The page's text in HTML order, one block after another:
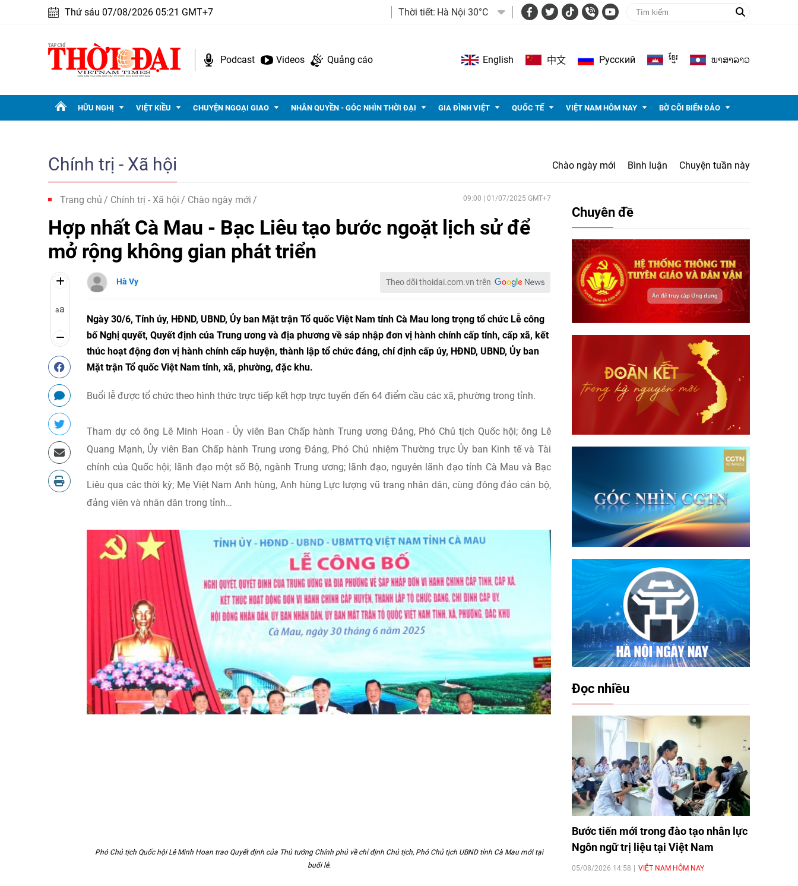
Thứ sáu 07/08/2026 05:21 GMT+7 Thời tiết: Hà Nội 30°C
Podcast Videos Quảng cáo English 中文 Pусский ខ្មែរ ພາ​ສາ​ລາວ
HỮU NGHỊ VIỆT KIỀU CHUYỆN NGOẠI GIAO NHÂN QUYỀN - GÓC NHÌN THỜI ĐẠI GIA ĐÌNH VIỆT QUỐC TẾ VIỆT NAM HÔM NAY BỜ CÕI BIỂN ĐẢO
Chính trị - Xã hội Chào ngày mới Bình luận Chuyện tuần này
Trang chủ Chính trị - Xã hội Chào ngày mới 09:00 | 01/07/2025 GMT+7
Hợp nhất Cà Mau - Bạc Liêu tạo bước ngoặt lịch sử để
mở rộng không gian phát triển
aa
Hà Vy Theo dõi thoidai.com.vn trên
Ngày 30/6, Tỉnh ủy, HĐND, UBND, Ủy ban Mặt trận Tổ quốc Việt Nam tỉnh Cà Mau long trọng tổ chức Lễ công
bố Nghị quyết, Quyết định của Trung ương và địa phương về sáp nhập đơn vị hành chính cấp tỉnh, cấp xã, kết
thúc hoạt động đơn vị hành chính cấp huyện, thành lập tổ chức đảng, chỉ định cấp ủy, HĐND, UBND, Ủy ban
Mặt trận Tổ quốc Việt Nam tỉnh, xã, phường, đặc khu.
Buổi lễ được tổ chức theo hình thức trực tiếp kết hợp trực tuyến đến 64 điểm cầu các xã, phường trong tỉnh.
Tham dự có ông Lê Minh Hoan - Ủy viên Ban Chấp hành Trung ương Đảng, Phó Chủ tịch Quốc hội; ông Lê
Quang Mạnh, Ủy viên Ban Chấp hành Trung ương Đảng, Phó Chủ nhiệm Thường trực Ủy ban Kinh tế và Tài
chính của Quốc hội; lãnh đạo một số Bộ, ngành Trung ương; lãnh đạo, nguyên lãnh đạo tỉnh Cà Mau và Bạc
Liêu qua các thời kỳ; Mẹ Việt Nam Anh hùng, Anh hùng Lực lượng vũ trang nhân dân, cùng đông đảo cán bộ,
đảng viên và nhân dân trong tỉnh…
Phó Chủ tịch Quốc hội Lê Minh Hoan trao Quyết định của Thủ tướng Chính phủ về chỉ định Chủ tịch, Phó Chủ tịch UBND tỉnh Cà Mau mới tại
buổi lễ.
Chuyên đề
Đọc nhiều
Bước tiến mới trong đào tạo nhân lực
Ngôn ngữ trị liệu tại Việt Nam
05/08/2026 14:58 VIỆT NAM HÔM NAY